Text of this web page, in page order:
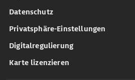
Datenschutz
Privatsphäre-Einstellungen
Digitalregulierung
Karte lizenzieren